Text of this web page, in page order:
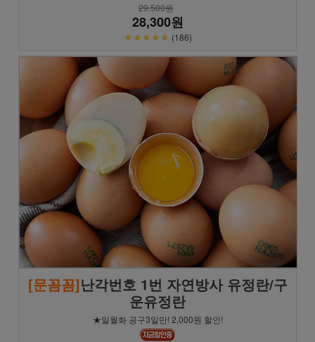
29,500원
28,300원
★★★★★ (186)
[문꼼꼼]난각번호 1번 자연방사 유정란/구
운유정란
★일월화 공구3일만! 2,000원 할인!